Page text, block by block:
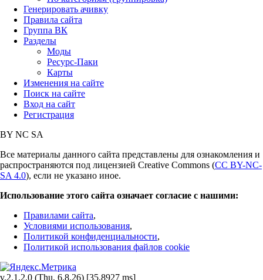
Генерировать ачивку
Правила сайта
Группа ВК
Разделы
Моды
Ресурс-Паки
Карты
Изменения на сайте
Поиск на сайте
Вход на сайт
Регистрация
BY NC SA
Все материалы данного сайта представлены для ознакомления и
распространяются под лицензией Creative Commons (CC BY-NC-
SA 4.0), если не указано иное.
Использование этого сайта означает согласие с нашими:
Правилами сайта,
Условиями использования,
Политикой конфиденциальности,
Политикой использования файлов cookie
v.2.1.2.0 (Thu, 6.8.26) [35.8927 ms]